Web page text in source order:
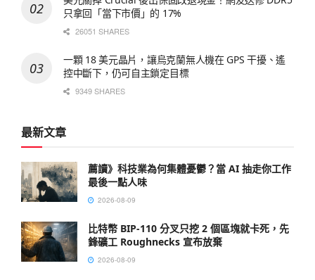
只拿回「當下市價」的 17%
26051 SHARES
一顆 18 美元晶片，讓烏克蘭無人機在 GPS 干擾、遙
控中斷下，仍可自主鎖定目標
9349 SHARES
最新文章
薦讀》科技業為何集體憂鬱？當 AI 抽走你工作
最後一點人味
2026-08-09
比特幣 BIP-110 分叉只挖 2 個區塊就卡死，先
鋒礦工 Roughnecks 宣布放棄
2026-08-09